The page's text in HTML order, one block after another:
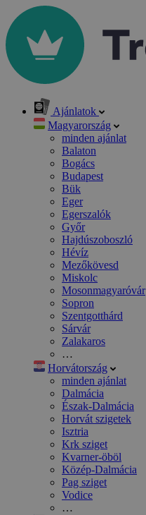
Ajánlatok
Magyarország
minden ajánlat
Balaton
Bogács
Budapest
Bük
Eger
Egerszalók
Győr
Hajdúszoboszló
Hévíz
Mezőkövesd
Miskolc
Mosonmagyaróvár
Sopron
Szentgotthárd
Sárvár
Zalakaros
…
Horvátország
minden ajánlat
Dalmácia
Észak-Dalmácia
Horvát szigetek
Isztria
Krk sziget
Kvarner-öböl
Közép-Dalmácia
Pag sziget
Vodice
…